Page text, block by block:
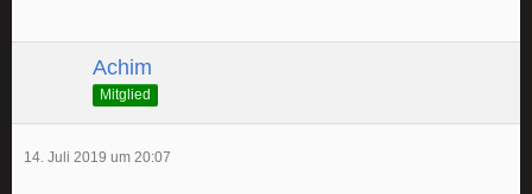
Achim
Mitglied
14. Juli 2019 um 20:07